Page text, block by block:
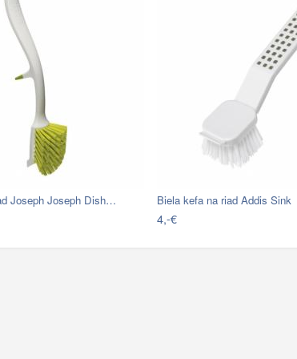
Joseph Joseph Dish… Biela kefa na riad Addis Sink
4,-€